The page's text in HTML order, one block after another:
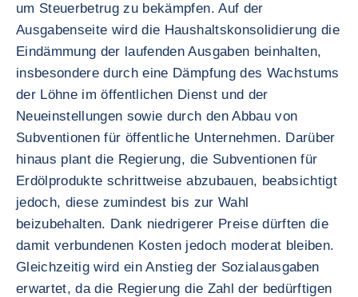
um Steuerbetrug zu bekämpfen. Auf der
Ausgabenseite wird die Haushaltskonsolidierung die
Eindämmung der laufenden Ausgaben beinhalten,
insbesondere durch eine Dämpfung des Wachstums
der Löhne im öffentlichen Dienst und der
Neueinstellungen sowie durch den Abbau von
Subventionen für öffentliche Unternehmen. Darüber
hinaus plant die Regierung, die Subventionen für
Erdölprodukte schrittweise abzubauen, beabsichtigt
jedoch, diese zumindest bis zur Wahl
beizubehalten. Dank niedrigerer Preise dürften die
damit verbundenen Kosten jedoch moderat bleiben.
Gleichzeitig wird ein Anstieg der Sozialausgaben
erwartet, da die Regierung die Zahl der bedürftigen